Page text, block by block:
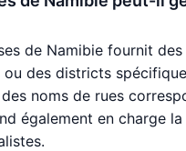
de Namibie fournit
des districts
noms de rues
également en charge